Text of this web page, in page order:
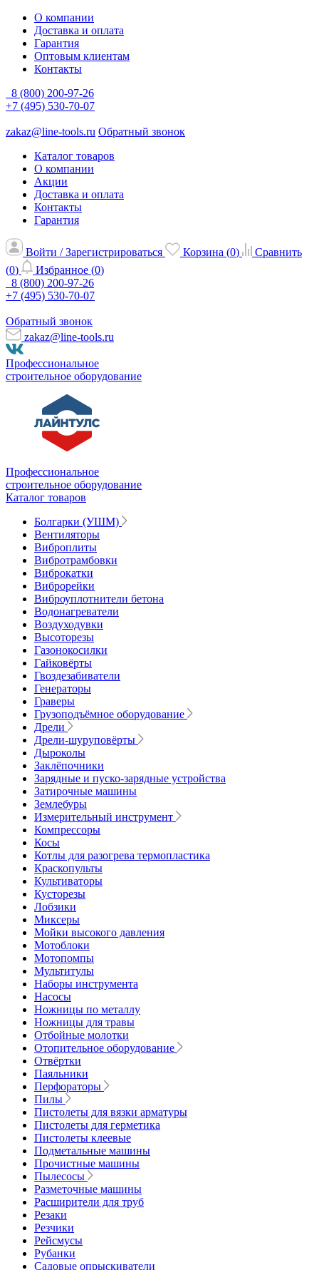
О компании
Доставка и оплата
Гарантия
Оптовым клиентам
Контакты
8 (800) 200-97-26
+7 (495) 530-70-07
zakaz@line-tools.ru Обратный звонок
Каталог товаров
О компании
Акции
Доставка и оплата
Контакты
Гарантия
Войти / Зарегистрироваться Корзина (0)
Сравнить
(0) Избранное (0)
8 (800) 200-97-26
+7 (495) 530-70-07
Обратный звонок
zakaz@line-tools.ru
Профессиональное
строительное оборудование
Профессиональное
строительное оборудование
Каталог товаров
Болгарки (УШМ)
Вентиляторы
Виброплиты
Вибротрамбовки
Виброкатки
Виброрейки
Виброуплотнители бетона
Водонагреватели
Воздуходувки
Высоторезы
Газонокосилки
Гайковёрты
Гвоздезабиватели
Генераторы
Граверы
Грузоподъёмное оборудование
Дрели
Дрели-шуруповёрты
Дыроколы
Заклёпочники
Зарядные и пуско-зарядные устройства
Затирочные машины
Землебуры
Измерительный инструмент
Компрессоры
Косы
Котлы для разогрева термопластика
Краскопульты
Культиваторы
Кусторезы
Лобзики
Миксеры
Мойки высокого давления
Мотоблоки
Мотопомпы
Мультитулы
Наборы инструмента
Насосы
Ножницы по металлу
Ножницы для травы
Отбойные молотки
Отопительное оборудование
Отвёртки
Паяльники
Перфораторы
Пилы
Пистолеты для вязки арматуры
Пистолеты для герметика
Пистолеты клеевые
Подметальные машины
Прочистные машины
Пылесосы
Разметочные машины
Расширители для труб
Резаки
Резчики
Рейсмусы
Рубанки
Садовые опрыскиватели